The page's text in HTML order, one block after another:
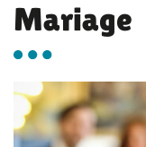
Mariage